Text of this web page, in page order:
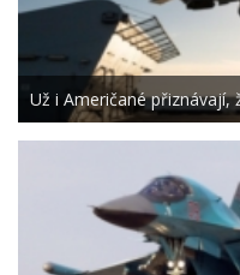
Už i Američané přiznávají,